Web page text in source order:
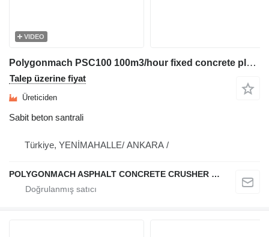
VIDEO
Polygonmach PSC100 100m3/hour fixed concrete plant
Talep üzerine fiyat
Üreticiden
Sabit beton santrali
Türkiye, YENİMAHALLE/ ANKARA /
POLYGONMACH ASPHALT CONCRETE CRUSHER SYSTEMS